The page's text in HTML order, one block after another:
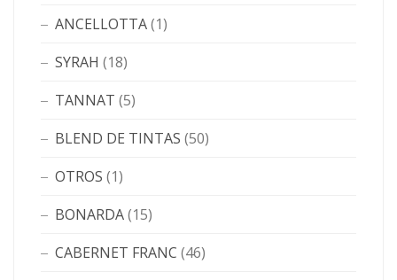
ANCELLOTTA(1)
SYRAH (18)
TANNAT (5)
BLEND DE TINTAS (50)
OTROS (1)
BONARDA(15)
CABERNET FRANC (46)